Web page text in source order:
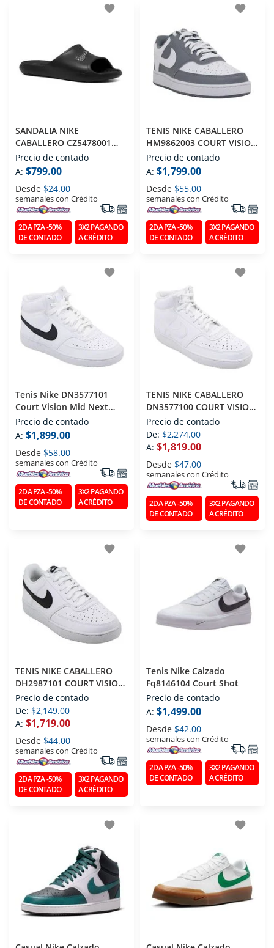
favorite
SANDALIA NIKE
CABALLERO CZ5478001
VICTORI ONE NEGRO T270
Precio de contado
A: $799.00
Desde $24.00
semanales con Crédito
2DA PZA -50%
DE CONTADO
3X2 PAGANDO
A CRÉDITO
favorite
TENIS NIKE CABALLERO
HM9862003 COURT VISION
LOW GRIS T270
Precio de contado
A: $1,799.00
Desde $55.00
semanales con Crédito
2DA PZA -50%
DE CONTADO
3X2 PAGANDO
A CRÉDITO
favorite
Tenis Nike DN3577101
Court Vision Mid Next
Nature Para Caballero
Precio de contado
A: $1,899.00
Desde $58.00
semanales con Crédito
2DA PZA -50%
DE CONTADO
3X2 PAGANDO
A CRÉDITO
favorite
TENIS NIKE CABALLERO
DN3577100 COURT VISION
MID NN BLANCO T280
Precio de contado
De: $2,274.00
A: $1,819.00
Desde $47.00
semanales con Crédito
2DA PZA -50%
DE CONTADO
3X2 PAGANDO
A CRÉDITO
favorite
TENIS NIKE CABALLERO
DH2987101 COURT VISION
LO NN BLANCO/NEGRO
T280
Precio de contado
De: $2,149.00
A: $1,719.00
Desde $44.00
semanales con Crédito
2DA PZA -50%
DE CONTADO
3X2 PAGANDO
A CRÉDITO
favorite
Tenis Nike Calzado
Fq8146104 Court Shot
Precio de contado
A: $1,499.00
Desde $42.00
semanales con Crédito
2DA PZA -50%
DE CONTADO
3X2 PAGANDO
A CRÉDITO
favorite favorite